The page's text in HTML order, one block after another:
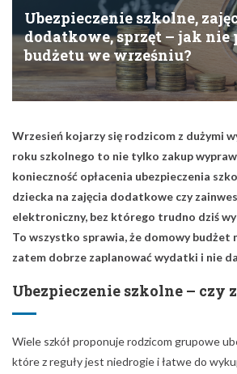
Ubezpieczenie szkolne,
dodatkowe, sprzęt – jak nie
budżetu we wrześniu?
Wrzesień kojarzy się rodzicom z dużymi
roku szkolnego to nie tylko zakup
konieczność opłacenia ubezpieczenia
dziecka na zajęcia dodatkowe czy
elektroniczny, bez którego trudno dziś
To wszystko sprawia, że domowy budżet
zatem dobrze zaplanować wydatki i nie
Ubezpieczenie szkolne – czy
Wiele szkół proponuje rodzicom grupowe
które z reguły jest niedrogie i łatwe do